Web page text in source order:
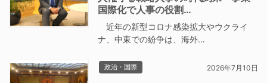
国際化で人事の役割…
近年の新型コロナ感染拡大やウクライ
ナ、中東での紛争は、海外…
政治・国際 2026年7月10日